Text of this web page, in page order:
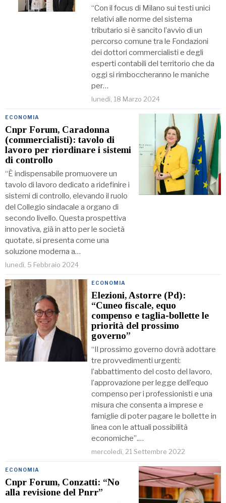
“Con il focus di Milano sui testi unici
relativi alle norme del sistema
tributario si è sancito l’avvio di un
percorso comune tra le Fondazioni
dei dottori commercialisti e degli
esperti contabili del territorio che da
oggi si rimboccheranno le maniche
per…
lunedì, 18 Marzo 2024
ECONOMIA
Cnpr Forum, Caradonna
(commercialisti): tavolo di
lavoro per riordinare i sistemi
di controllo
“È indispensabile promuovere un
tavolo di lavoro dedicato a ridefinire i
sistemi di controllo, elevando il ruolo
del Collegio sindacale a organo di
secondo livello. Questa prospettiva
innovativa, già in atto per le società
quotate, si presenta come una
soluzione moderna a…
lunedì, 5 Febbraio 2024
ECONOMIA
Elezioni, Astorre (Pd):
“Cuneo fiscale, equo
compenso e taglia-bollette le
priorità del prossimo
governo”
“Il prossimo governo dovrà adottare
tre provvedimenti urgenti:
l’abbattimento del costo del lavoro,
l’approvazione per legge dell’equo
compenso per i professionisti e una
misura che consenta a imprese e
famiglie di poter pagare le bollette in
linea con le attuali possibilità
economiche”.…
mercoledì, 21 Settembre 2022
ECONOMIA
Cnpr Forum, Conzatti: “No
alla revisione del Pnrr”